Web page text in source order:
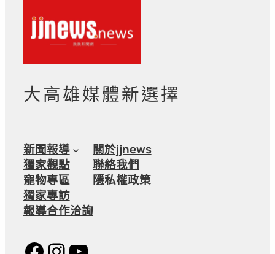
大高雄媒體新選擇
新聞報導
獨家觀點
寵物專區
獨家專訪
報導合作洽詢
關於jjnews
聯絡我們
隱私權政策